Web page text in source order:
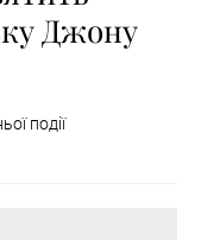
Джону
події